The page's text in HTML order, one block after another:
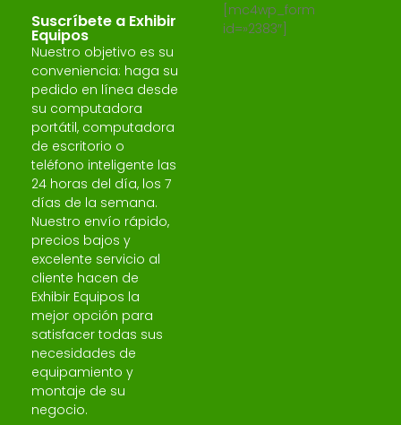
Suscríbete a Exhibir
Equipos
Nuestro objetivo es su
conveniencia: haga su
pedido en línea desde
su computadora
portátil, computadora
de escritorio o
teléfono inteligente las
24 horas del día, los 7
días de la semana.
Nuestro envío rápido,
precios bajos y
excelente servicio al
cliente hacen de
Exhibir Equipos la
mejor opción para
satisfacer todas sus
necesidades de
equipamiento y
montaje de su
negocio.
[mc4wp_form
id=»2383″]